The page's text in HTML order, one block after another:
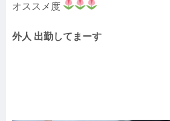
オススメ度
外人 出勤してまーす